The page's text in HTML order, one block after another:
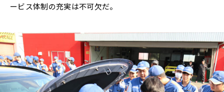
ービス体制の充実は不可欠だ。